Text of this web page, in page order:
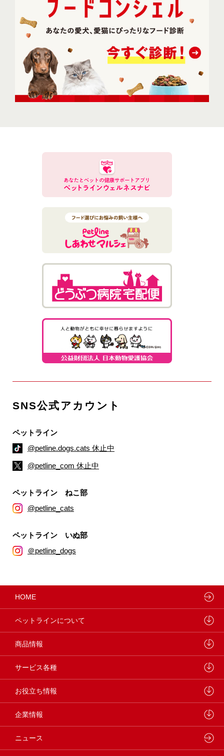
SNS公式アカウント
ペットライン
@petline.dogs.cats 休止中
@petline_com 休止中
ペットライン ねこ部
@petline_cats
ペットライン いぬ部
＠petline_dogs
HOME
ペットラインについて
ペットラインが大切にしていること
研究開発センターについて
学会・論文発表
製品・品質管理
商品情報
ドッグフード
キャットフード
小動物
動物病院専用フード
サービス各種
ウェルネスナビ
しあわせマルシェ
どうぶつ病院宅配便
お役立ち情報
ペットライン 犬ノート
ペットライン 猫ノート
企業情報
会社概要・事業所
ニュース